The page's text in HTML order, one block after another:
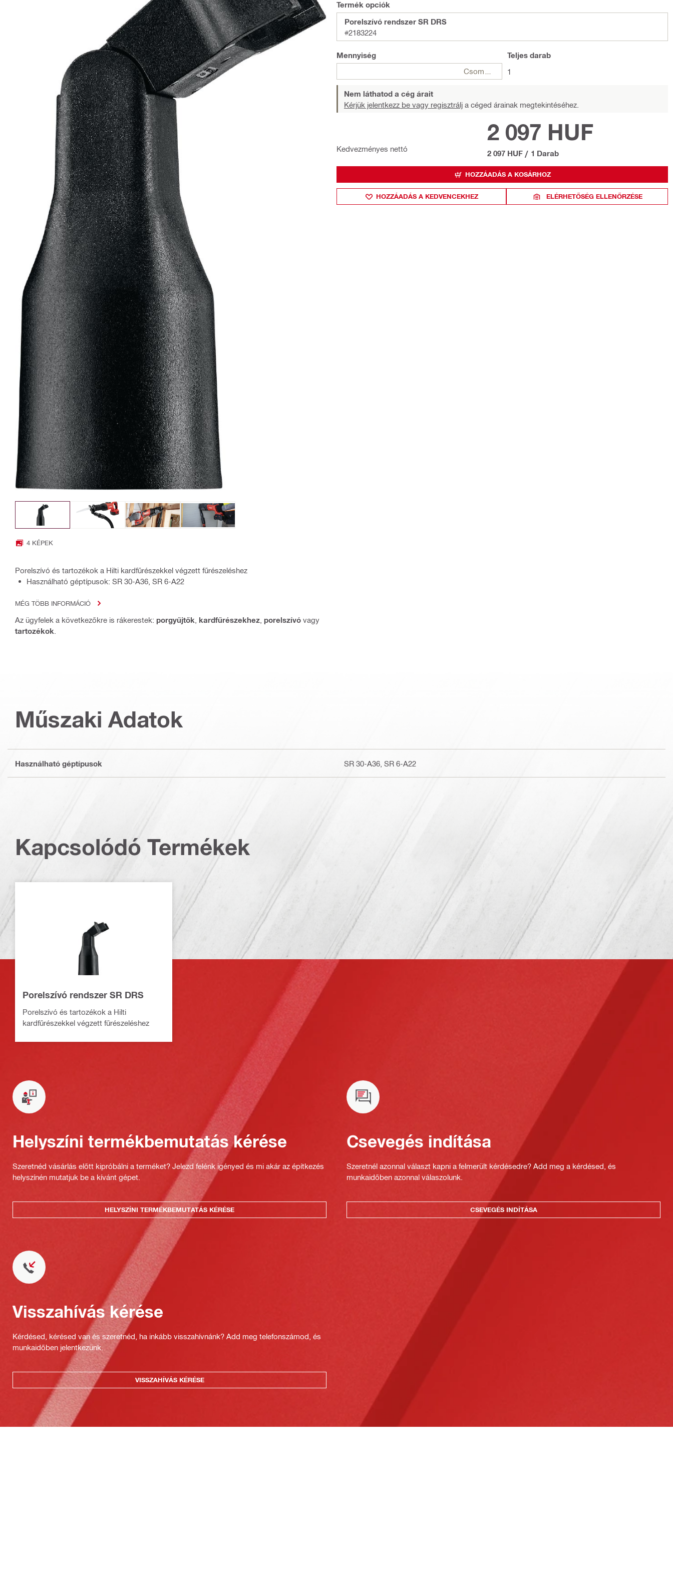
4 KÉPEK
Porelszívó és tartozékok a Hilti kardfűrészekkel végzett fűrészeléshez
Használható géptípusok: SR 30-A36, SR 6-A22
MÉG TÖBB INFORMÁCIÓ
Az ügyfelek a következőkre is rákerestek: porgyűjtők kardfűrészekhez porelszívó vagy
tartozékok
Termék opciók
Porelszívó rendszer SR DRS
#2183224
Mennyiség
Teljes darab
1
Nem láthatod a cég árait
Kérjük jelentkezz be vagy regisztrálj a céged árainak megtekintéséhez.
Kedvezményes nettó
2 097 HUF
2 097 HUF / 1 Darab
HOZZÁADÁS A KOSÁRHOZ
HOZZÁADÁS A KEDVENCEKHEZ ELÉRHETŐSÉG ELLENŐRZÉSE
Műszaki Adatok
Használható géptípusok SR 30-A36, SR 6-A22
Kapcsolódó Termékek
Porelszívó rendszer SR DRS
Porelszívó és tartozékok a Hilti
kardfűrészekkel végzett fűrészeléshez
Helyszíni termékbemutatás kérése
Szeretnéd vásárlás előtt kipróbálni a terméket? Jelezd felénk igényed és mi akár az építkezés
helyszínén mutatjuk be a kívánt gépet.
HELYSZÍNI TERMÉKBEMUTATÁS KÉRÉSE
Csevegés indítása
Szeretnél azonnal választ kapni a felmerült kérdésedre? Add meg a kérdésed, és
munkaidőben azonnal válaszolunk.
CSEVEGÉS INDÍTÁSA
Visszahívás kérése
Kérdésed, kérésed van és szeretnéd, ha inkább visszahívnánk? Add meg telefonszámod, és
munkaidőben jelentkezünk.
VISSZAHÍVÁS KÉRÉSE